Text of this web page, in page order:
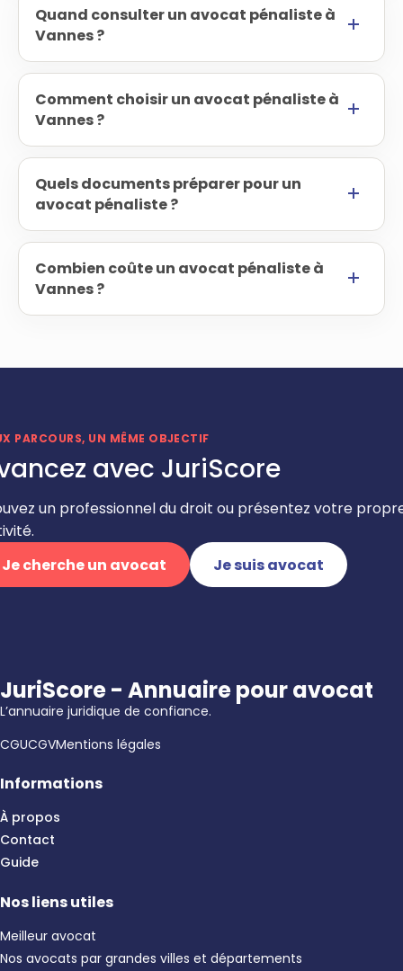
Quand consulter un avocat pénaliste à
Vannes ?
Comment choisir un avocat pénaliste à
Vannes ?
Quels documents préparer pour un
avocat pénaliste ?
Combien coûte un avocat pénaliste à
Vannes ?
PARCOURS, UN MÊME OBJECTIF
avec JuriScore
un professionnel du droit ou présentez votre
Je cherche un avocat
Je suis avocat
JuriScore - Annuaire pour avocat
L’annuaire juridique de confiance.
CGUCGVMentions légales
Informations
À propos
Contact
Guide
Nos liens utiles
Meilleur avocat
Nos avocats par grandes villes et départements